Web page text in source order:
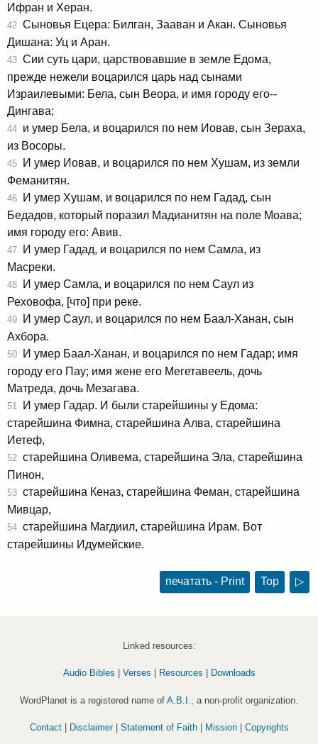
Ифран и Херан.
42 Сыновья Ецера: Билган, Зааван и Акан. Сыновья
Дишана: Уц и Аран.
43 Сии суть цари, царствовавшие в земле Едома,
прежде нежели воцарился царь над сынами
Израилевыми: Бела, сын Веора, и имя городу его--
Дингава;
44 и умер Бела, и воцарился по нем Иовав, сын Зераха,
из Восоры.
45 И умер Иовав, и воцарился по нем Хушам, из земли
Феманитян.
46 И умер Хушам, и воцарился по нем Гадад, сын
Бедадов, который поразил Мадианитян на поле Моава;
имя городу его: Авив.
47 И умер Гадад, и воцарился по нем Самла, из
Масреки.
48 И умер Самла, и воцарился по нем Саул из
Реховофа, [что] при реке.
49 И умер Саул, и воцарился по нем Баал-Ханан, сын
Ахбора.
50 И умер Баал-Ханан, и воцарился по нем Гадар; имя
городу его Пау; имя жене его Мегетавеель, дочь
Матреда, дочь Мезагава.
51
И умер Гадар. И были старейшины у Едома:
старейшина Фимна, старейшина Алва, старейшина
Иетеф,
52 старейшина Оливема, старейшина Эла, старейшина
Пинон,
53 старейшина Кеназ, старейшина Феман, старейшина
Мивцар,
54 старейшина Магдиил, старейшина Ирам. Вот
старейшины Идумейские.
печатать - Print Top ▷
Linked resources:
Audio Bibles Verses Resources Downloads
WordPlanet is a registered name of A.B.I. , a non-profit organization.
Contact| Disclaimer| Statement of Faith| Mission| Copyrights